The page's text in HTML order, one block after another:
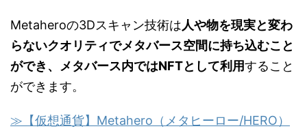
Metaheroの3Dスキャン技術は人や物を現実と変わ
らないクオリティでメタバース空間に持ち込むこと
ができ、メタバース内ではNFTとして利用すること
ができます。
≫【仮想通貨】Metahero（メタヒーロー/HERO）